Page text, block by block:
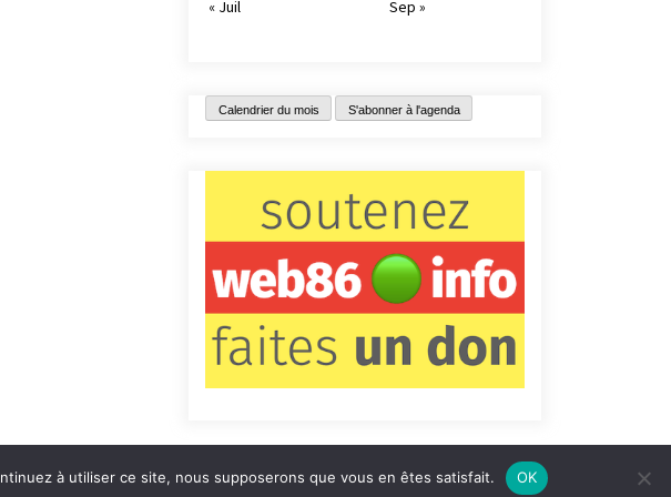
« Juil
Sep »
Calendrier du mois S'abonner à l'agenda
Contact Qui sommes-nous ? Informations légales
à utiliser ce site, nous supposerons que vous en êtes satisfait. OK